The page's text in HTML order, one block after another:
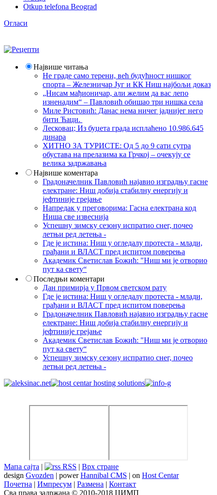
Otkup telefona Beograd
Огласи
Највише читања
Не граде само терени, већ будућност нишког
спорта – Железничар Југ и КК Ниш најбољи доказ
„Нисам мађионичар, али желим да вас лепо
изненадим“ – Павловић обишао три нишка села
Миле Ристовић: Данас нема ничег јаднијег него
бити Ћаци.
Лесковац; Из буџета града исплаћено 10.986.645
динара
ХИТНО ЗА ТУРИСТЕ: Од 5 до 9 сати сутра
обустава на прелазима ка Грчкој – очекују се
велика задржавања
Највише коментара
Градоначелник Павловић најавио изградњу гасне
електране: Ниш добија стабилну енергију и
јефтиније грејање
Напредак у преговорима: Гасна електрана код
Ниша све извеснија
Успешну зимску сезону испратио снег, почео
летњи ред летења -
Где је истина: Ниш у огледалу протеста - млади,
грађани и ВЛАСТ пред испитом поверења
Академик Светислав Божић: "Ниш ми је отворио
пут ка свету“
Последњи коментари
Дан примирја у Првом светском рату
Где је истина: Ниш у огледалу протеста - млади,
грађани и ВЛАСТ пред испитом поверења
Градоначелник Павловић најавио изградњу гасне
електране: Ниш добија стабилну енергију и
јефтиније грејање
Академик Светислав Божић: "Ниш ми је отворио
пут ка свету“
Успешну зимску сезону испратио снег, почео
летњи ред летења -
Мапа сајта | RSS | Врх стране
design Gvozden | powerHannibal CMS | on Host Centar
Почетна | Импресум | Размена | Контакт
Сва права задржана © 2010-2018 ЦИМП